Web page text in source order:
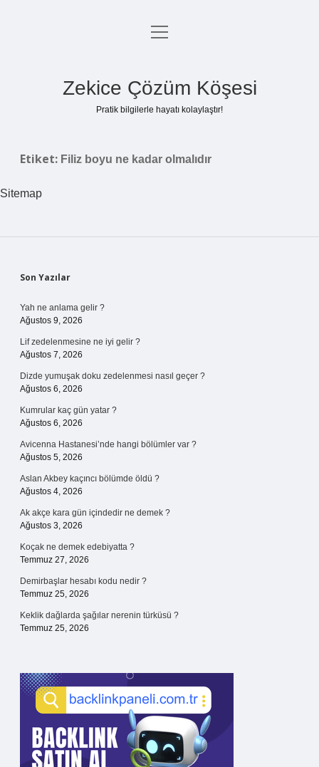
Anasayfa
Yasal Uyarı
menüyü
Zekice Çözüm Köşesi
Pratik bilgilerle hayatı kolaylaştır!
Etiket: Filiz boyu ne kadar olmalıdır
Sitemap
Sidebar
Son Yazılar
Yah ne anlama gelir ?
Ağustos 9, 2026
Lif zedelenmesine ne iyi gelir ?
Ağustos 7, 2026
Dizde yumuşak doku zedelenmesi nasıl geçer ?
Ağustos 6, 2026
Kumrular kaç gün yatar ?
Ağustos 6, 2026
Avicenna Hastanesi’nde hangi bölümler var ?
Ağustos 5, 2026
Aslan Akbey kaçıncı bölümde öldü ?
Ağustos 4, 2026
Ak akçe kara gün içindedir ne demek ?
Ağustos 3, 2026
Koçak ne demek edebiyatta ?
Temmuz 27, 2026
Demirbaşlar hesabı kodu nedir ?
Temmuz 25, 2026
Keklik dağlarda şağılar nerenin türküsü ?
Temmuz 25, 2026